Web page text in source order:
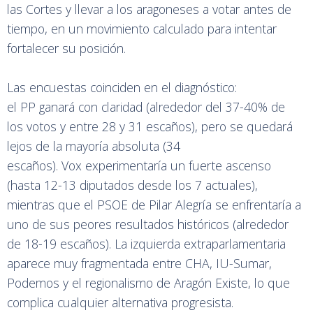
las Cortes y llevar a los aragoneses a votar antes de
tiempo, en un movimiento calculado para intentar
fortalecer su posición.
Las encuestas coinciden en el diagnóstico:
el PP ganará con claridad (alrededor del 37-40% de
los votos y entre 28 y 31 escaños), pero se quedará
lejos de la mayoría absoluta (34
escaños). Vox experimentaría un fuerte ascenso
(hasta 12-13 diputados desde los 7 actuales),
mientras que el PSOE de Pilar Alegría se enfrentaría a
uno de sus peores resultados históricos (alrededor
de 18-19 escaños). La izquierda extraparlamentaria
aparece muy fragmentada entre CHA, IU-Sumar,
Podemos y el regionalismo de Aragón Existe, lo que
complica cualquier alternativa progresista.